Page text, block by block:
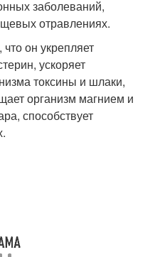
заболеваний,
отравлениях.
он укрепляет
ускоряет
токсины и шлаки,
организм магнием и
способствует